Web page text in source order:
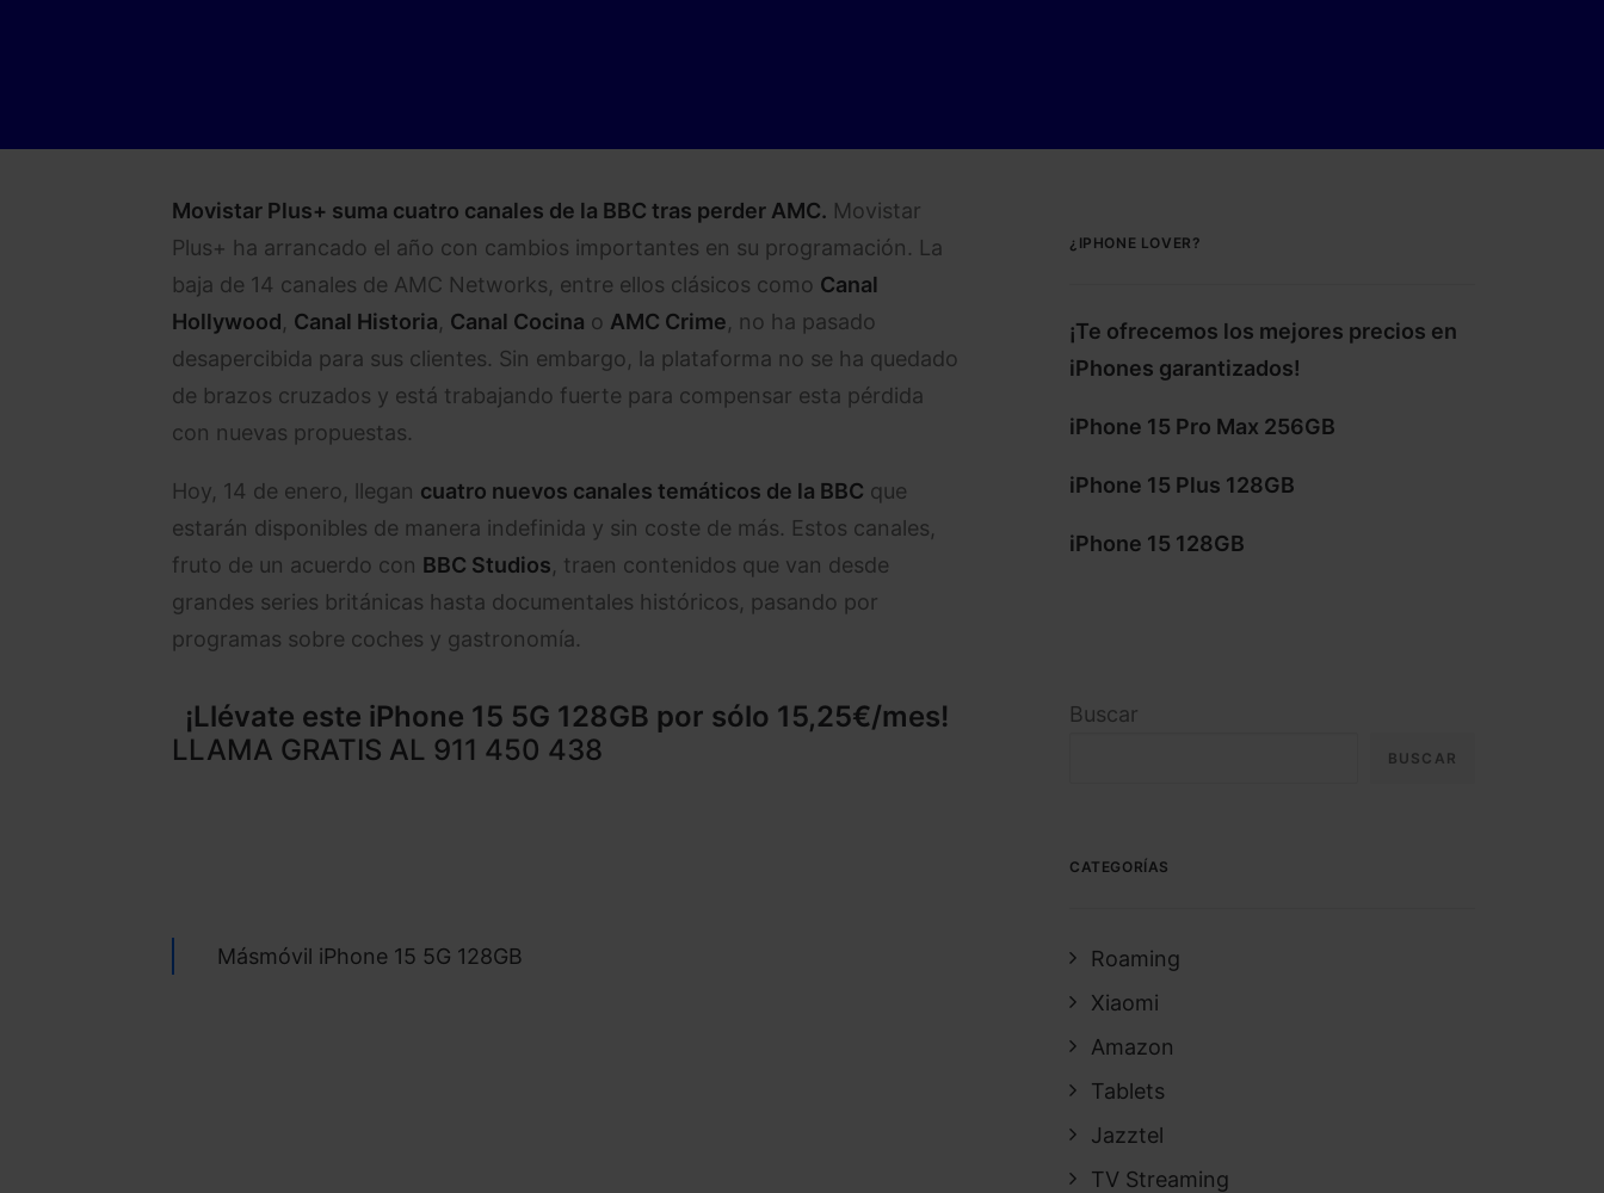
Movistar Plus+ suma cuatro canales de la BBC tras perder AMC. Movistar
Plus+ ha arrancado el año con cambios importantes en su programación. La
baja de 14 canales de AMC Networks, entre ellos clásicos como Canal
Hollywood, Canal Historia, Canal Cocina o AMC Crime, no ha pasado
desapercibida para sus clientes. Sin embargo, la plataforma no se ha quedado
de brazos cruzados y está trabajando fuerte para compensar esta pérdida
con nuevas propuestas.
Hoy, 14 de enero, llegan cuatro nuevos canales temáticos de la BBC que
estarán disponibles de manera indefinida y sin coste de más. Estos canales,
fruto de un acuerdo con BBC Studios, traen contenidos que van desde
grandes series británicas hasta documentales históricos, pasando por
programas sobre coches y gastronomía.
¡Llévate este iPhone 15 5G 128GB por sólo 15,25€/mes!
LLAMA GRATIS AL 911 450 438
Másmóvil iPhone 15 5G 128GB
¿IPHONE LOVER?
¡Te ofrecemos los mejores precios en
iPhones garantizados!
iPhone 15 Pro Max 256GB
iPhone 15 Plus 128GB
iPhone 15 128GB
Buscar
BUSCAR
CATEGORÍAS
Roaming
Xiaomi
Amazon
Tablets
Jazztel
TV Streaming